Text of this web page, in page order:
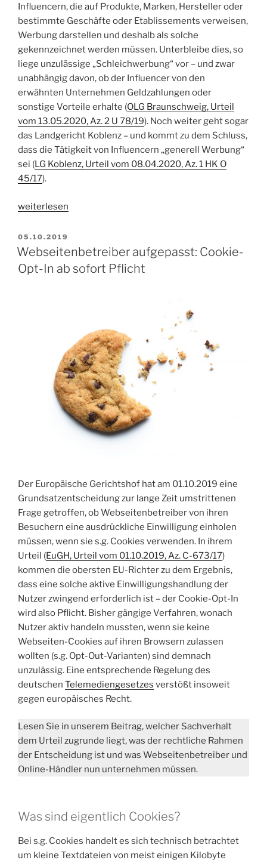
Influencern, die auf Produkte, Marken, Hersteller oder
bestimmte Geschäfte oder Etablissements verweisen,
Werbung darstellen und deshalb als solche
gekennzeichnet werden müssen. Unterbleibe dies, so
liege unzulässige „Schleichwerbung“ vor – und zwar
unabhängig davon, ob der Influencer von den
erwähnten Unternehmen Geldzahlungen oder
sonstige Vorteile erhalte (OLG Braunschweig, Urteil
vom 13.05.2020, Az. 2 U 78/19). Noch weiter geht sogar
das Landgericht Koblenz – und kommt zu dem Schluss,
dass die Tätigkeit von Influencern „generell Werbung“
sei (LG Koblenz, Urteil vom 08.04.2020, Az. 1 HK O
45/17).
„Gerichte:
machen
„generell
Werbung““
weiterlesen
VERÖFFENTLICHT
AM
05.10.2019
Webseitenbetreiber aufgepasst: Cookie-
Opt-In ab sofort Pflicht
Der Europäische Gerichtshof hat am 01.10.2019 eine
Grundsatzentscheidung zur lange Zeit umstrittenen
Frage getroffen, ob Webseitenbetreiber von ihren
Besuchern eine ausdrückliche Einwilligung einholen
müssen, wenn sie s.g. Cookies verwenden. In ihrem
Urteil (EuGH, Urteil vom 01.10.2019, Az. C-673/17)
kommen die obersten EU-Richter zu dem Ergebnis,
dass eine solche aktive Einwilligungshandlung der
Nutzer zwingend erforderlich ist – der Cookie-Opt-In
wird also Pflicht. Bisher gängige Verfahren, wonach
Nutzer aktiv handeln mussten, wenn sie keine
Webseiten-Cookies auf ihren Browsern zulassen
wollten (s.g. Opt-Out-Varianten) sind demnach
unzulässig. Eine entsprechende Regelung des
deutschen Telemediengesetzes verstößt insoweit
gegen europäisches Recht.
Lesen Sie in unserem Beitrag, welcher Sachverhalt
dem Urteil zugrunde liegt, was der rechtliche Rahmen
der Entscheidung ist und was Webseitenbetreiber und
Online-Händler nun unternehmen müssen.
Was sind eigentlich Cookies?
Bei s.g. Cookies handelt es sich technisch betrachtet
um kleine Textdateien von meist einigen Kilobyte